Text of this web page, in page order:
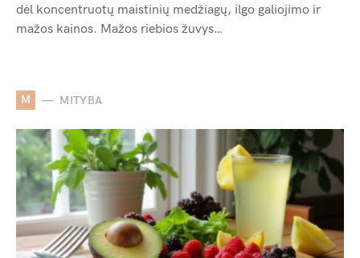
dėl koncentruotų maistinių medžiagų, ilgo galiojimo ir
mažos kainos. Mažos riebios žuvys…
M MITYBA